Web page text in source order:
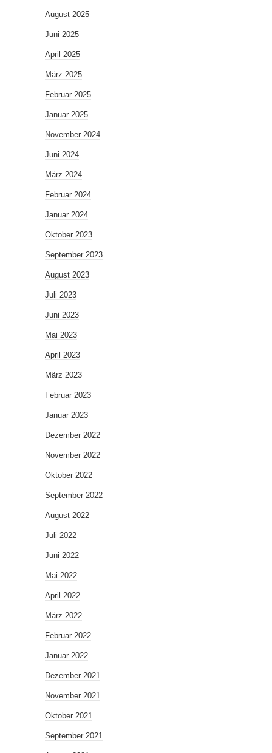
August 2025
Juni 2025
April 2025
März 2025
Februar 2025
Januar 2025
November 2024
Juni 2024
März 2024
Februar 2024
Januar 2024
Oktober 2023
September 2023
August 2023
Juli 2023
Juni 2023
Mai 2023
April 2023
März 2023
Februar 2023
Januar 2023
Dezember 2022
November 2022
Oktober 2022
September 2022
August 2022
Juli 2022
Juni 2022
Mai 2022
April 2022
März 2022
Februar 2022
Januar 2022
Dezember 2021
November 2021
Oktober 2021
September 2021